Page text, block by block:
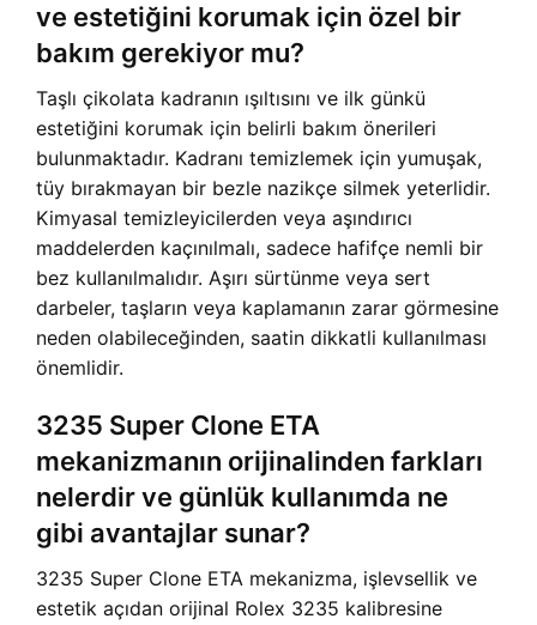
ve estetiğini korumak için özel bir
bakım gerekiyor mu?
Taşlı çikolata kadranın ışıltısını ve ilk günkü
estetiğini korumak için belirli bakım önerileri
bulunmaktadır. Kadranı temizlemek için yumuşak,
tüy bırakmayan bir bezle nazikçe silmek yeterlidir.
Kimyasal temizleyicilerden veya aşındırıcı
maddelerden kaçınılmalı, sadece hafifçe nemli bir
bez kullanılmalıdır. Aşırı sürtünme veya sert
darbeler, taşların veya kaplamanın zarar görmesine
neden olabileceğinden, saatin dikkatli kullanılması
önemlidir.
3235 Super Clone ETA
mekanizmanın orijinalinden farkları
nelerdir ve günlük kullanımda ne
gibi avantajlar sunar?
3235 Super Clone ETA mekanizma, işlevsellik ve
estetik açıdan orijinal Rolex 3235 kalibresine